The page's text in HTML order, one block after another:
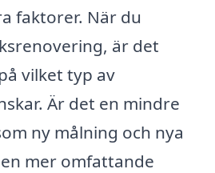
faktorer. När du
är det
vilket typ av
Är det en mindre
ny målning och nya
mer omfattande